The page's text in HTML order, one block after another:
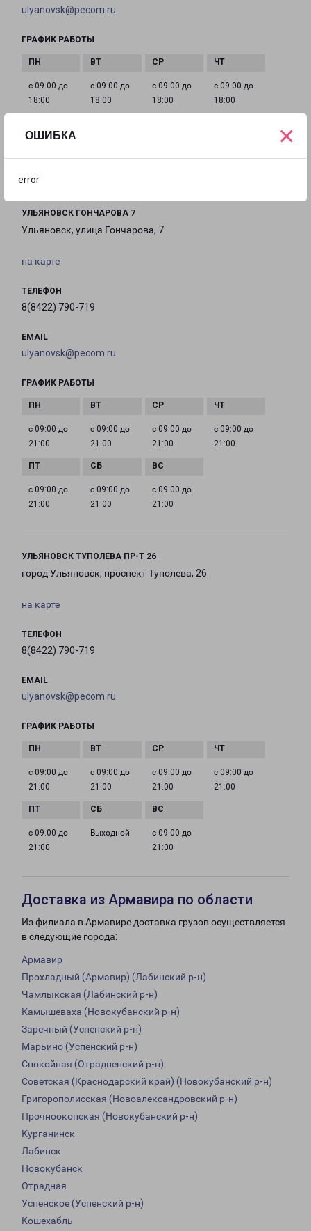
ОШИБКА
error
×
ulyanovsk@pecom.ru
ГРАФИК РАБОТЫ
с 09:00 до
18:00
с 09:00 до
18:00
с 09:00 до
18:00
с 09:00 до
18:00
18:00
УЛЬЯНОВСК ГОНЧАРОВА 7
Ульяновск, улица Гончарова, 7
на карте
ТЕЛЕФОН
8(8422) 790-719
EMAIL
ulyanovsk@pecom.ru
ГРАФИК РАБОТЫ
с 09:00 до
21:00
с 09:00 до
21:00
с 09:00 до
21:00
с 09:00 до
21:00
с 09:00 до
21:00
с 09:00 до
21:00
с 09:00 до
21:00
УЛЬЯНОВСК ТУПОЛЕВА ПР-Т 26
город Ульяновск, проспект Туполева, 26
на карте
ТЕЛЕФОН
8(8422) 790-719
EMAIL
ulyanovsk@pecom.ru
ГРАФИК РАБОТЫ
с 09:00 до
21:00
с 09:00 до
21:00
с 09:00 до
21:00
с 09:00 до
21:00
с 09:00 до
21:00
Выходной
с 09:00 до
21:00
Доставка из Армавира по области
Из филиала в Армавире доставка грузов осуществляется
в следующие города:
Армавир
Прохладный (Армавир) (Лабинский р-н)
Чамлыкская (Лабинский р-н)
Камышеваха (Новокубанский р-н)
Заречный (Успенский р-н)
Марьино (Успенский р-н)
Спокойная (Отрадненский р-н)
Советская (Краснодарский край) (Новокубанский р-н)
Григорополисская (Новоалександровский р-н)
Прочноокопская (Новокубанский р-н)
Курганинск
Лабинск
Новокубанск
Отрадная
Успенское (Успенский р-н)
Кошехабль